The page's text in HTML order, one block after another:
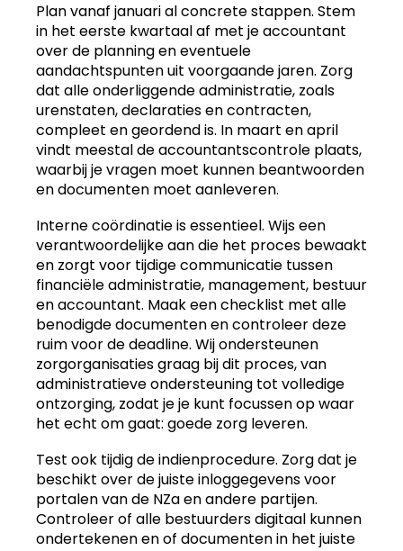
Plan vanaf januari al concrete stappen. Stem
in het eerste kwartaal af met je accountant
over de planning en eventuele
aandachtspunten uit voorgaande jaren. Zorg
dat alle onderliggende administratie, zoals
urenstaten, declaraties en contracten,
compleet en geordend is. In maart en april
vindt meestal de accountantscontrole plaats,
waarbij je vragen moet kunnen beantwoorden
en documenten moet aanleveren.
Interne coördinatie is essentieel. Wijs een
verantwoordelijke aan die het proces bewaakt
en zorgt voor tijdige communicatie tussen
financiële administratie, management, bestuur
en accountant. Maak een checklist met alle
benodigde documenten en controleer deze
ruim voor de deadline. Wij ondersteunen
zorgorganisaties graag bij dit proces, van
administratieve ondersteuning tot volledige
ontzorging, zodat je je kunt focussen op waar
het echt om gaat: goede zorg leveren.
Test ook tijdig de indienprocedure. Zorg dat je
beschikt over de juiste inloggegevens voor
portalen van de NZa en andere partijen.
Controleer of alle bestuurders digitaal kunnen
ondertekenen en of documenten in het juiste